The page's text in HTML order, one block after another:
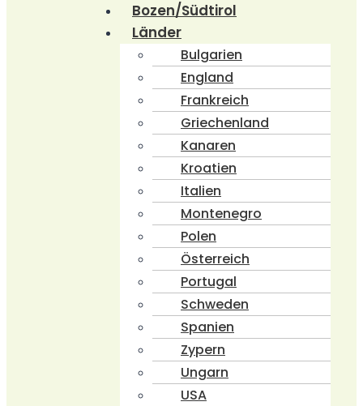
Bozen/Südtirol
Länder
Bulgarien
England
Frankreich
Griechenland
Kanaren
Kroatien
Italien
Montenegro
Polen
Österreich
Portugal
Schweden
Spanien
Zypern
Ungarn
USA